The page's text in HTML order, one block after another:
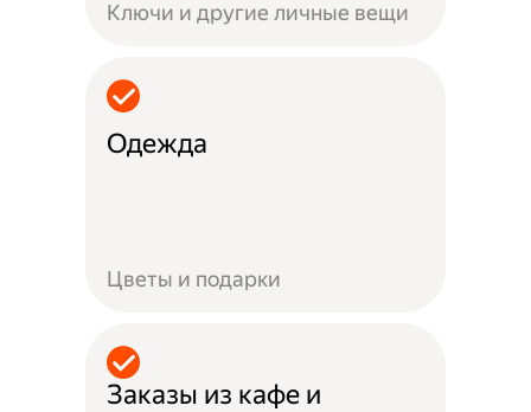
Ключи и другие личные вещи
Одежда
Цветы и подарки
Заказы из кафе и